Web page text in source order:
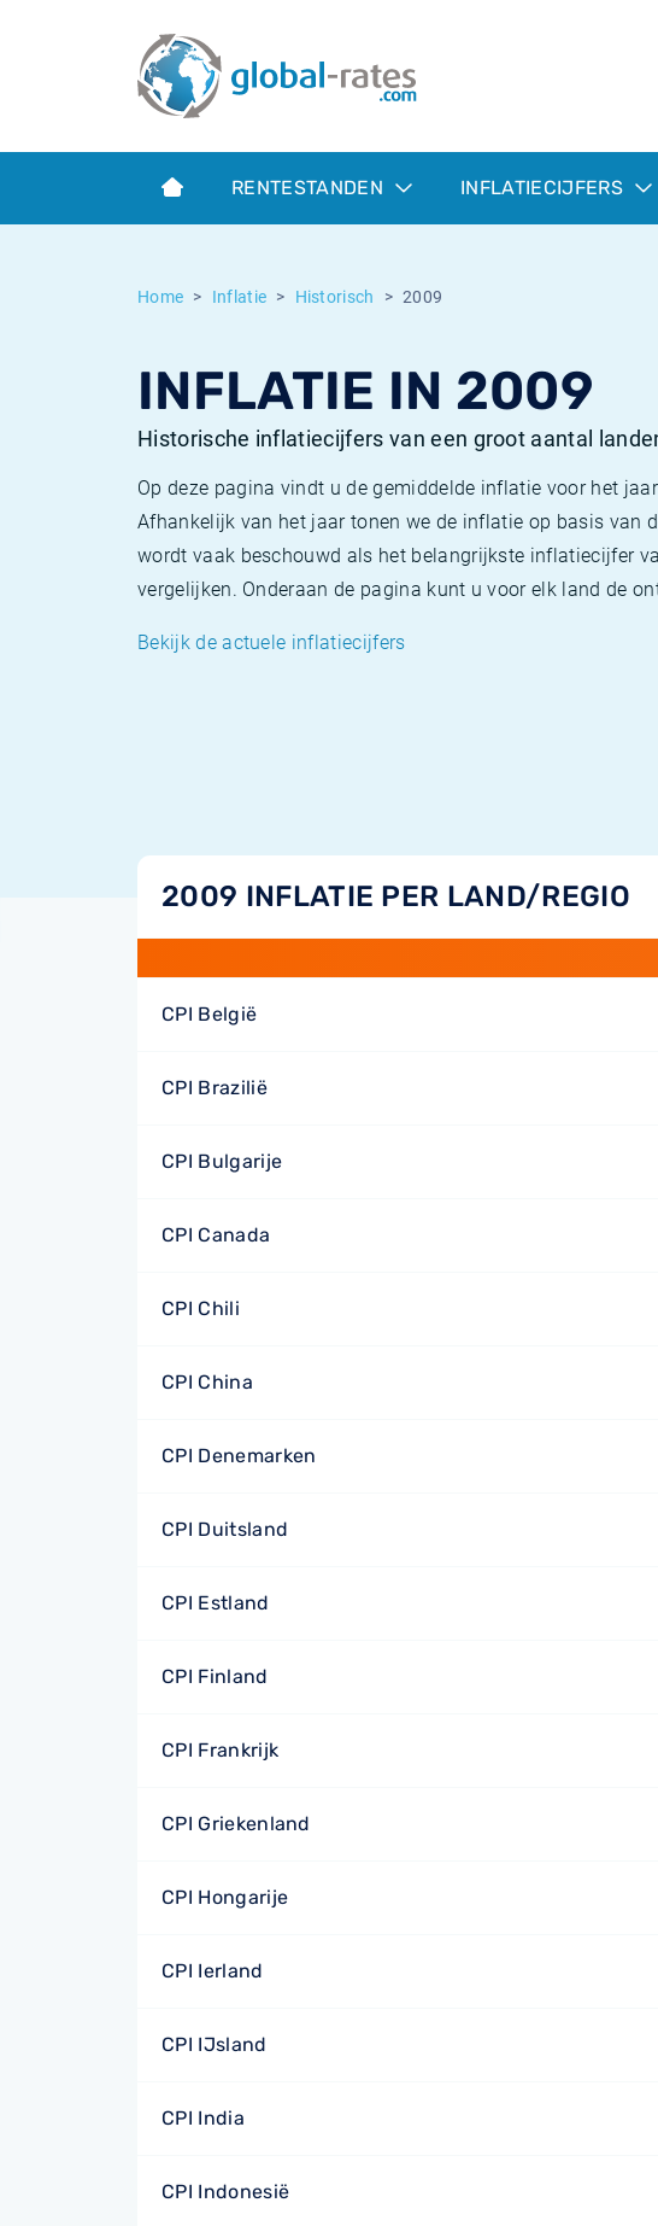
RENTESTANDEN INFLATIECIJFERS
Home Inflatie Historisch 2009
INFLATIE IN 2009
Historische inflatiecijfers van een groot aantal
Op deze pagina vindt u de gemiddelde inflatie voor het
Afhankelijk van het jaar tonen we de inflatie op basis van
wordt vaak beschouwd als het belangrijkste inflatiecijfer
vergelijken. Onderaan de pagina kunt u voor elk land de
Bekijk de actuele inflatiecijfers
2009 INFLATIE PER LAND/REGIO
CPI België
CPI Brazilië
CPI Bulgarije
CPI Canada
CPI Chili
CPI China
CPI Denemarken
CPI Duitsland
CPI Estland
CPI Finland
CPI Frankrijk
CPI Griekenland
CPI Hongarije
CPI Ierland
CPI IJsland
CPI India
CPI Indonesië
Term SOFR
Wat is CPI inflatie?
Wat is HICP inflatie?
Europese inflatie - HICP
Euribor historie
ESTER historie
Historische inflatie
Inflatiecalculator